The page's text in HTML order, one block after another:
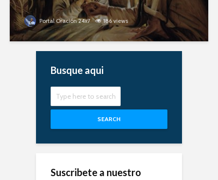
Portal Oración 24x7 186 views
Busque aqui
SEARCH
Suscribete a nuestro